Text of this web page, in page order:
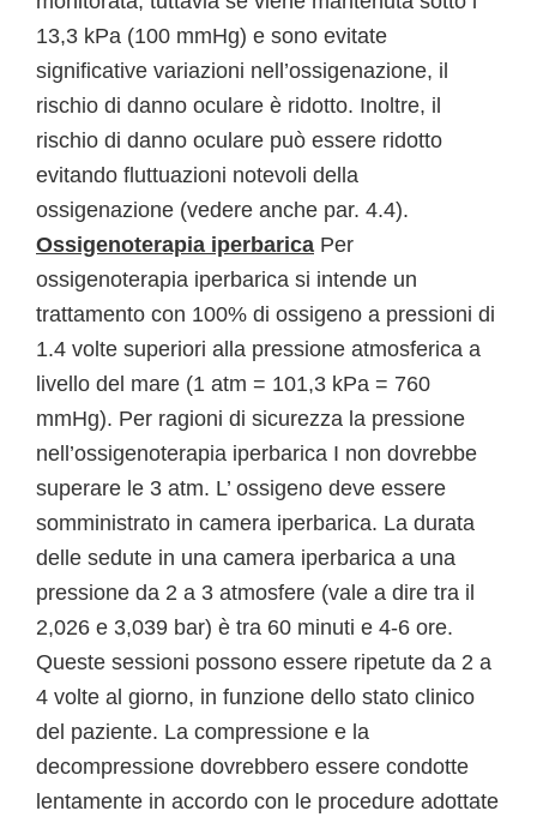
13,3 kPa (100 mmHg) e sono evitate
significative variazioni nell’ossigenazione, il
rischio di danno oculare è ridotto. Inoltre, il
rischio di danno oculare può essere ridotto
evitando fluttuazioni notevoli della
ossigenazione (vedere anche par. 4.4).
Ossigenoterapia iperbarica Per
ossigenoterapia iperbarica si intende un
trattamento con 100% di ossigeno a pressioni di
1.4 volte superiori alla pressione atmosferica a
livello del mare (1 atm = 101,3 kPa = 760
mmHg). Per ragioni di sicurezza la pressione
nell’ossigenoterapia iperbarica I non dovrebbe
superare le 3 atm. L’ ossigeno deve essere
somministrato in camera iperbarica. La durata
delle sedute in una camera iperbarica a una
pressione da 2 a 3 atmosfere (vale a dire tra il
2,026 e 3,039 bar) è tra 60 minuti e 4-6 ore.
Queste sessioni possono essere ripetute da 2 a
4 volte al giorno, in funzione dello stato clinico
del paziente. La compressione e la
decompressione dovrebbero essere condotte
lentamente in accordo con le procedure adottate